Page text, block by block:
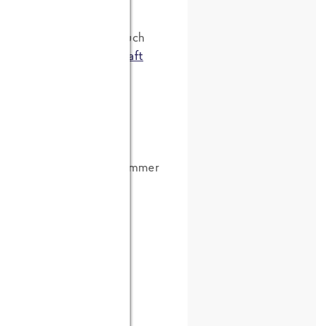
(auch
Ernährungswissenschaft
Projekt leitet, ist immer